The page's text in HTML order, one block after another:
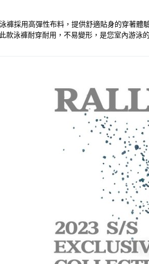
褲採用高彈性布料，提供舒適貼身的穿著
款泳褲耐穿耐用，不易變形，是您室內游泳